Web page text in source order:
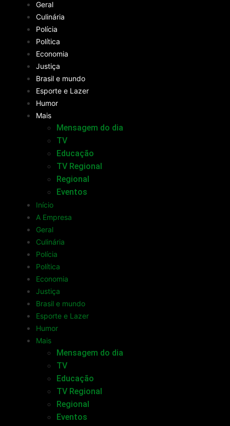
Geral
Culinária
Polícia
Política
Economia
Justiça
Brasil e mundo
Esporte e Lazer
Humor
Mais
Mensagem do dia
TV
Educação
TV Regional
Regional
Eventos
Início
A Empresa
Geral
Culinária
Polícia
Política
Economia
Justiça
Brasil e mundo
Esporte e Lazer
Humor
Mais
Mensagem do dia
TV
Educação
TV Regional
Regional
Eventos